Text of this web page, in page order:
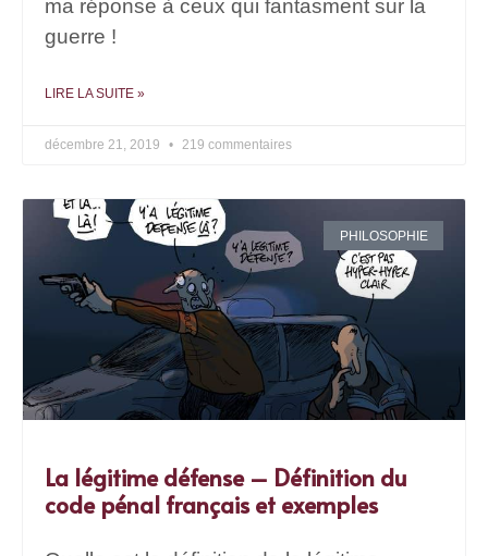
ma réponse à ceux qui fantasment sur la
guerre !
LIRE LA SUITE »
décembre 21, 2019 219 commentaires
PHILOSOPHIE
La légitime défense – Définition du
code pénal français et exemples